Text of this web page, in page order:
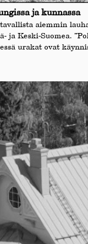
ja kunnassa
aiemmin
ja Keski-Suomea.
urakat ovat